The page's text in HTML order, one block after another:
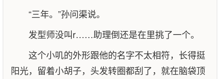
“三年。”孙问渠说。
发型师没叫r……助理倒还是在里挑了一个。
这个小叽的外形跟他的名字不太相符，长得挺
阳光，留着小胡子，头发转圈都刮了，就在脑袋顶